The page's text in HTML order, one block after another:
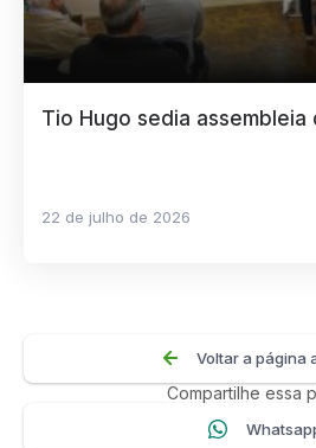
Tio Hugo sedia assembleia
22 de julho de 2026
Voltar a página
Compartilhe essa